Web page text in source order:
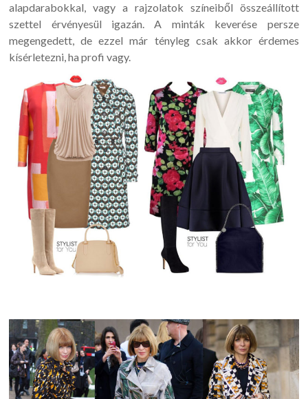
alapdarabokkal, vagy a rajzolatok színeiből összeállított
szettel érvényesül igazán. A minták keverése persze
megengedett, de ezzel már tényleg csak akkor érdemes
kísérletezni, ha profi vagy.